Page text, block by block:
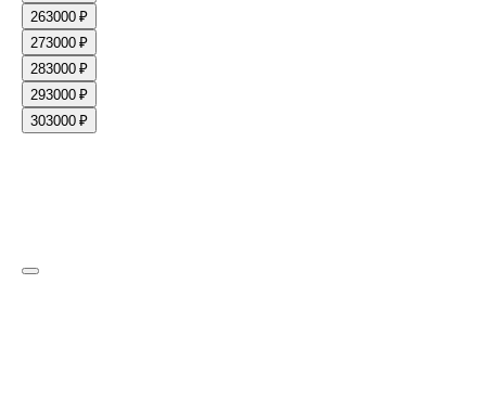
263000 ₽
273000 ₽
283000 ₽
293000 ₽
303000 ₽